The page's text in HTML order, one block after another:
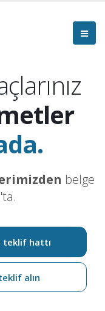
belge
teklif hattı
alın